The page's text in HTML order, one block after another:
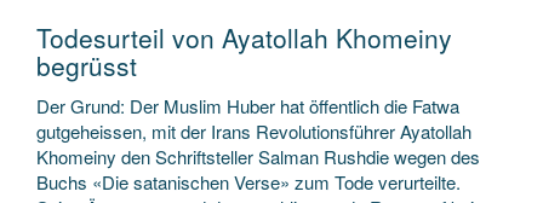
Todesurteil von Ayatollah Khomeiny
begrüsst
Der Grund: Der Muslim Huber hat öffentlich die Fatwa
gutgeheissen, mit der Irans Revolutionsführer Ayatollah
Khomeiny den Schriftsteller Salman Rushdie wegen des
Buchs «Die satanischen Verse» zum Tode verurteilte.